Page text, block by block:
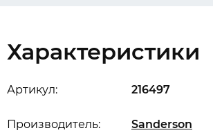
Характеристики
Артикул: 216497
Производитель: Sanderson